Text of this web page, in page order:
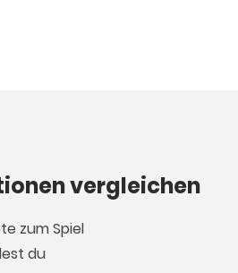
vergleichen
zum Spiel
du